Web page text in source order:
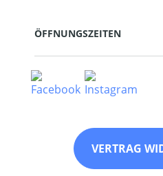
ÖFFNUNGSZEITEN
VERTRAG